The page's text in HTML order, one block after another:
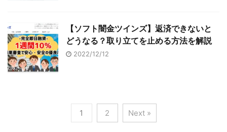
【ソフト闇金ツインズ】返済できないと
どうなる？取り立てを止める方法を解説
2022/12/12
1 2 Next »